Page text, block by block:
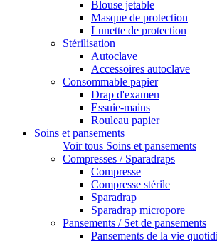
Blouse jetable
Masque de protection
Lunette de protection
Stérilisation
Autoclave
Accessoires autoclave
Consommable papier
Drap d'examen
Essuie-mains
Rouleau papier
Soins et pansements
Voir tous Soins et pansements
Compresses / Sparadraps
Compresse
Compresse stérile
Sparadrap
Sparadrap micropore
Pansements / Set de pansements
Pansements de la vie